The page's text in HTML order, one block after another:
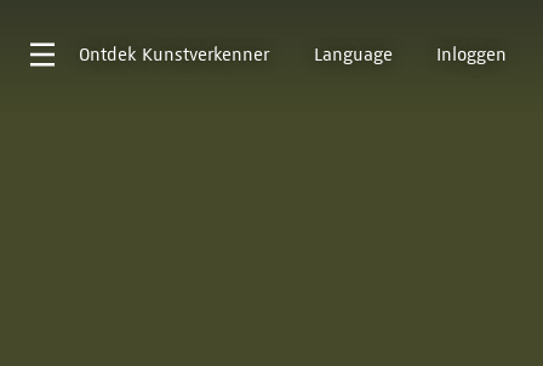
Ontdek Kunstverkenner Language Inloggen